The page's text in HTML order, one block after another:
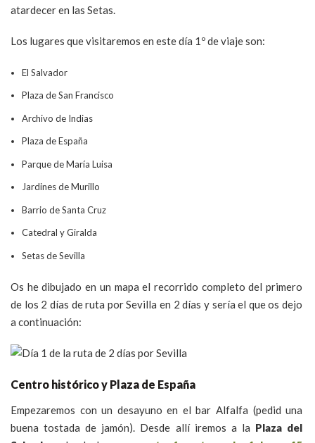
atardecer en las Setas.
Los lugares que visitaremos en este día 1º de viaje son:
El Salvador
Plaza de San Francisco
Archivo de Indias
Plaza de España
Parque de María Luisa
Jardines de Murillo
Barrio de Santa Cruz
Catedral y Giralda
Setas de Sevilla
Os he dibujado en un mapa el recorrido completo del primero
de los 2 días de ruta por Sevilla en 2 días y sería el que os dejo
a continuación:
Centro histórico y Plaza de España
Empezaremos con un desayuno en el bar Alfalfa (pedid una
buena tostada de jamón). Desde allí iremos a la Plaza del